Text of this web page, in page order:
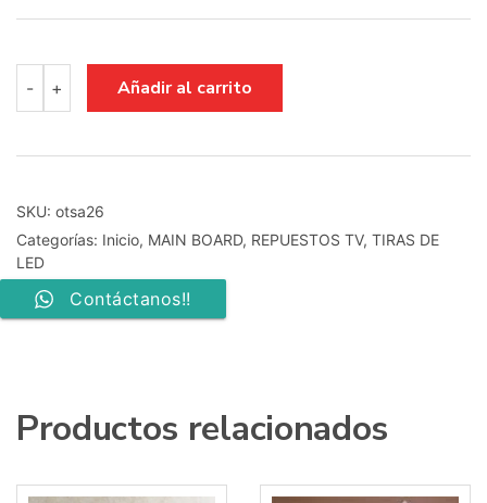
-
board
bn41-
bn94-
S24D330H
cantidad
+ Añadir al carrito
SKU: otsa26
Categorías: Inicio, MAIN BOARD, REPUESTOS TV, TIRAS DE
LED
Contáctanos!!
Productos relacionados